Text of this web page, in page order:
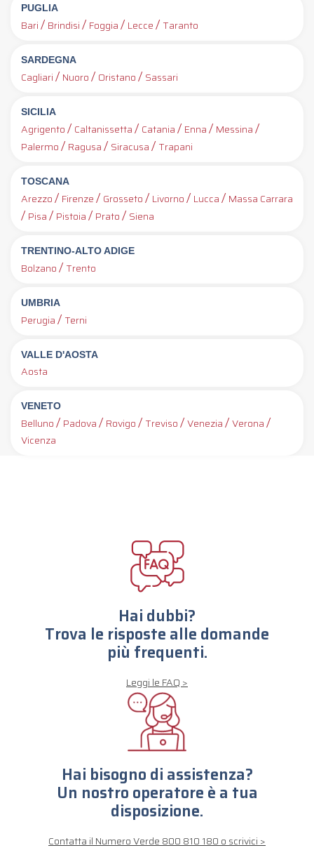
PUGLIA
Bari/ Brindisi/ Foggia/ Lecce/ Taranto
SARDEGNA
Cagliari/ Nuoro/ Oristano/ Sassari
SICILIA
Agrigento/ Caltanissetta/ Catania/ Enna/ Messina/
Palermo/ Ragusa/ Siracusa/ Trapani
TOSCANA
Arezzo/ Firenze/ Grosseto/ Livorno/ Lucca/ Massa Carrara
/ Pisa/ Pistoia/ Prato/ Siena
TRENTINO-ALTO ADIGE
Bolzano/ Trento
UMBRIA
Perugia/ Terni
VALLE D'AOSTA
Aosta
VENETO
Belluno/ Padova/ Rovigo/ Treviso/Venezia/Verona/
Vicenza
Hai dubbi?
Trova le risposte alle domande
più frequenti.
Leggi le FAQ >
Hai bisogno di assistenza?
Un nostro operatore è a tua
disposizione.
Contatta il Numero Verde 800 810 180 o scrivici >